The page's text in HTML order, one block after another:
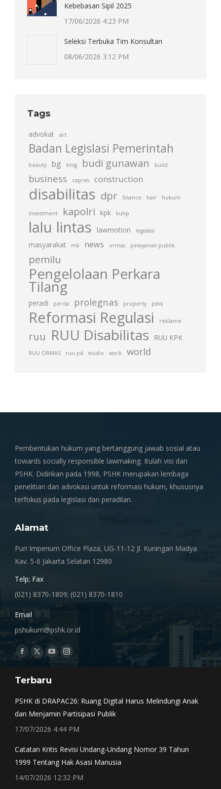
Kebebasan Sipil 2025
17/06/2026 4:23 PM
Seleksi Terbuka Tim Konsultan
08/06/2026 3:12 PM
Tags
advokat art
Badan Legislasi Pemerintah
beauty bg blog budi gunawan build
business capres construction
disabilitas dpr finance hair hukum
investment kapolri kpk kuhp
lalu lintas lawmotion legislasi
masyarakat mk news ormas pelayanan publik
pemilu
Pengelolaan Perkara
Tilang
peradi perda prolegnas property pshk
Reformasi Regulasi reklame
ruu RUU Disabilitas RUU KPK
RUU ORMAS ruu pd studio work world
Pembentukan hukum yang bertanggung jawab sosial atau
towards socially responsible lawmaking. Itulah visi dari
PSHK. Didirikan pada 1998, PSHK merupakan lembaga
penelitian dan advokasi untuk reformasi hukum, khususnya
terfokus pada legislasi dan peradilan.
Alamat
Puri Imperium Office Plaza, UG-11-12 Jl. Kuningan Madya
Kav. 5-6 Jakarta Selatan 12980
Telp; Fax
(021) 8370-1809; (021) 8370-1810
Email
pshukum@pshk.or.id
Find us on:
Facebook
opens
window
X
opens
window
YouTube
opens
Instagram
window
Terbaru
PSHK di DRAPAC26: Ruang Digital Harus Melindungi Anak
dan Menjamin Partisipasi Publik
17/07/2026 4:44 PM
Catatan Kritis Revisi Undang-Undang Nomor 39 Tahun
1999 Tentang Hak Asasi Manusia
14/07/2026 12:32 PM